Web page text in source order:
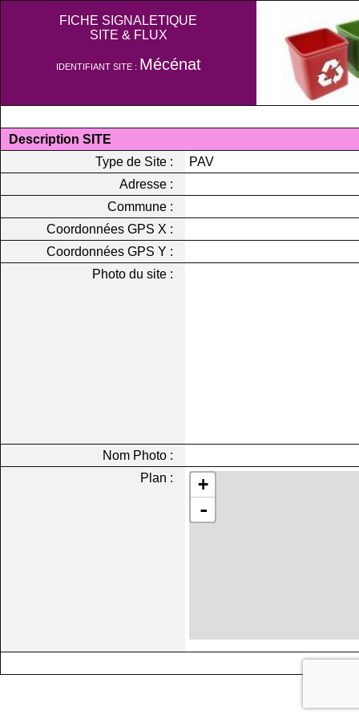
FICHE SIGNALETIQUE
SITE & FLUX
IDENTIFIANT SITE : Mécénat
Description SITE
Type de Site :
PAV
Adresse :
Commune :
Coordonnées GPS X :
Coordonnées GPS Y :
Photo du site :
Nom Photo :
Plan :
+
-